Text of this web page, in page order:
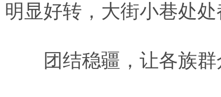
明显好转，大街小巷处
团结稳疆，让各族群